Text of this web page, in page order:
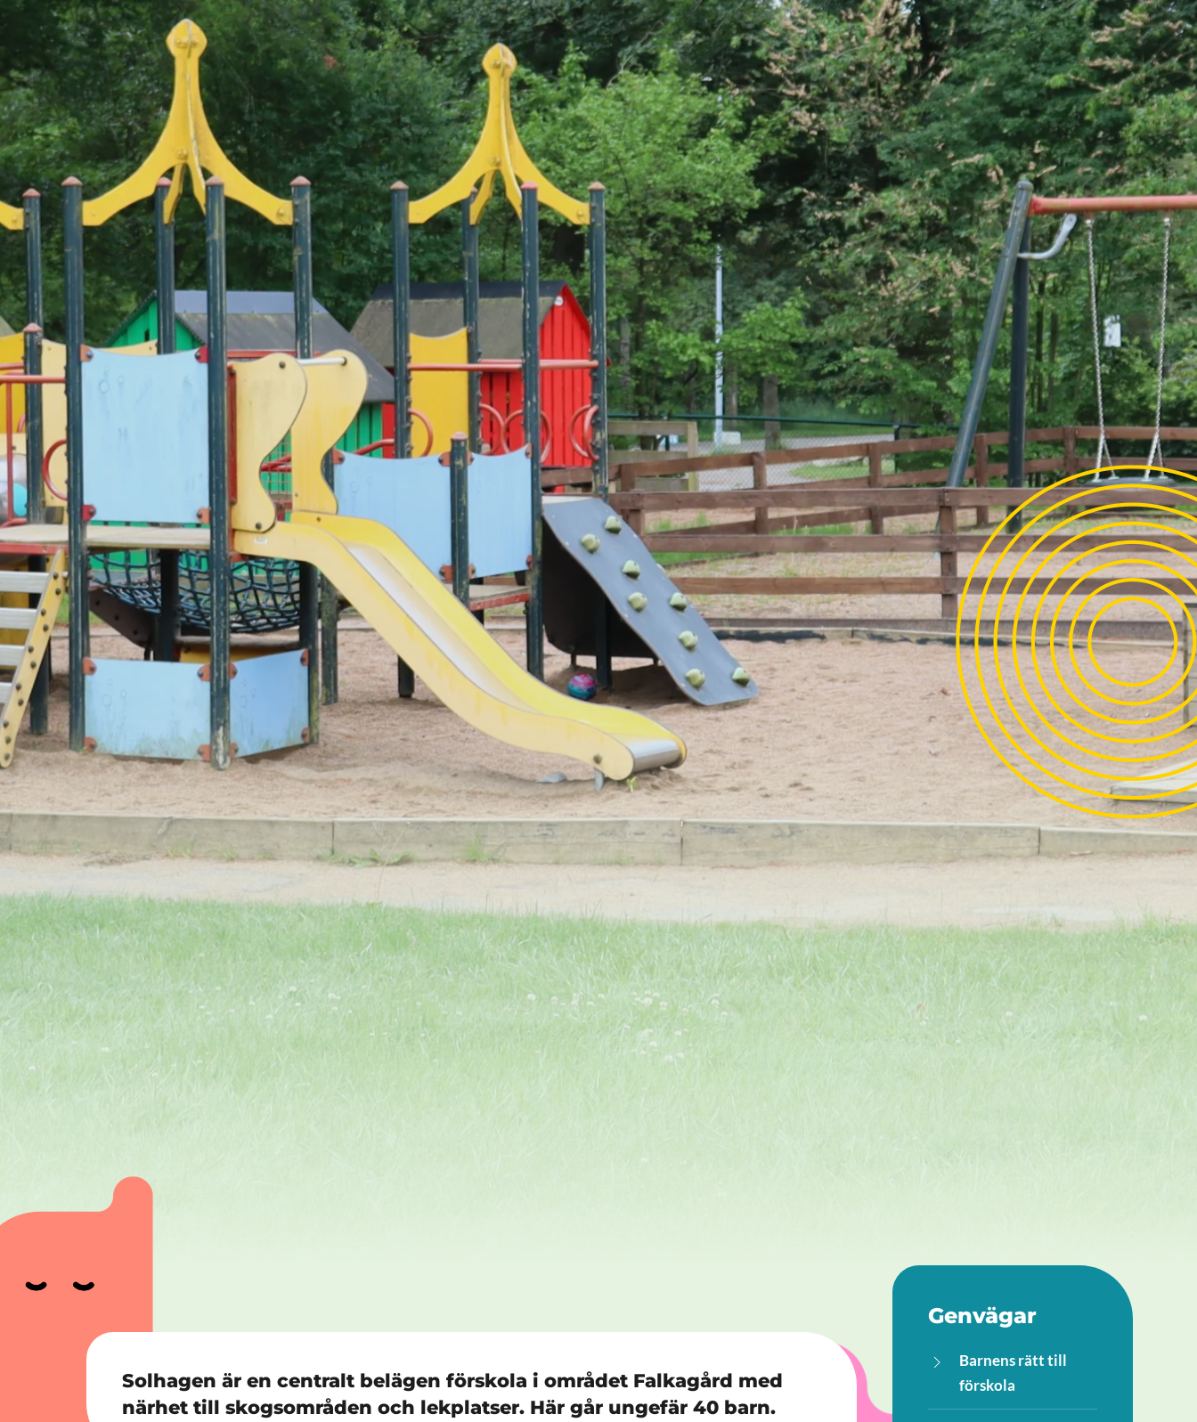
Solhagen är en centralt belägen förskola i området Falkagård med
närhet till skogsområden och lekplatser. Här går ungefär 40 barn.
Genvägar
Barnens rätt till
förskola